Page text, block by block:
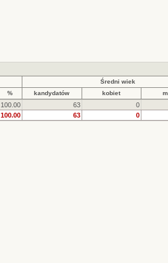
Średni wiek
% kandydatów kobiet
100.00 63 0
100.00 63 0